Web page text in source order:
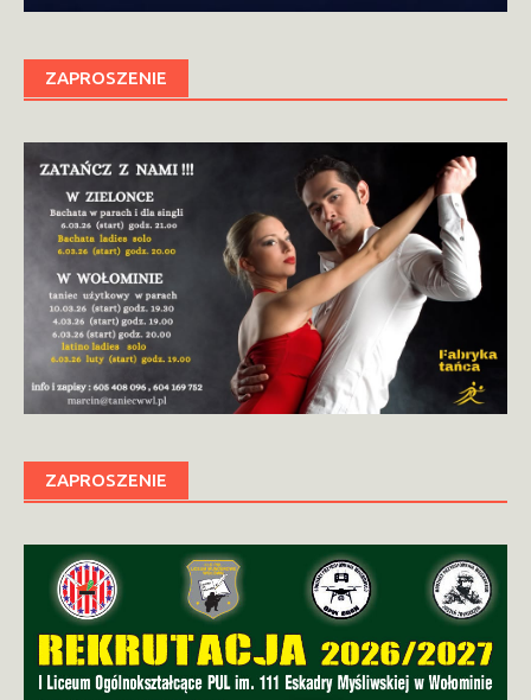
ZAPROSZENIE
ZAPROSZENIE